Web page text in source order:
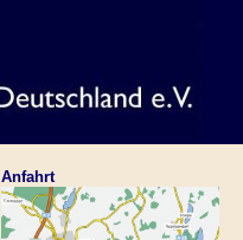
Anfahrt